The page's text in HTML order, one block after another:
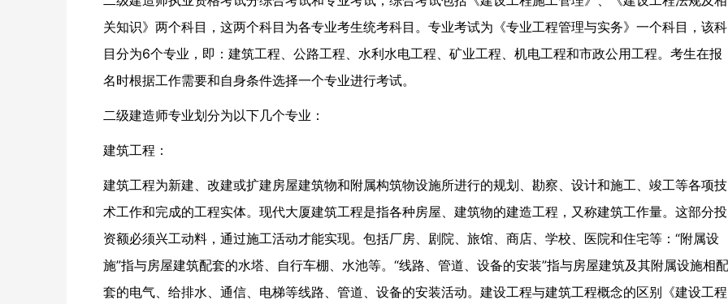
关知识》两个科目，这两个科目为各专业考生统考科目。专业考试为《专业工程管理与实务》一个科目，该科
目分为6个专业，即：建筑工程、公路工程、水利水电工程、矿业工程、机电工程和市政公用工程。考生在报
名时根据工作需要和自身条件选择一个专业进行考试。
二级建造师专业划分为以下几个专业：
建筑工程：
建筑工程为新建、改建或扩建房屋建筑物和附属构筑物设施所进行的规划、勘察、设计和施工、竣工等各项技
术工作和完成的工程实体。现代大厦建筑工程是指各种房屋、建筑物的建造工程，又称建筑工作量。这部分投
资额必须兴工动料，通过施工活动才能实现。包括厂房、剧院、旅馆、商店、学校、医院和住宅等：“附属设
施”指与房屋建筑配套的水塔、自行车棚、水池等。“线路、管道、设备的安装”指与房屋建筑及其附属设施相配
套的电气、给排水、通信、电梯等线路、管道、设备的安装活动。建设工程与建筑工程概念的区别《建设工程